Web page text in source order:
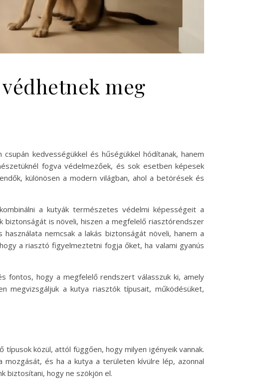
meg
kedvességükkel és hűségükkel hódítanak, hanem
fogva védelmezőek, és sok esetben képesek
különösen a modern világban, ahol a betörések és
a kutyák természetes védelmi képességeit a
biztonságát is növeli, hiszen a megfelelő riasztórendszer
nemcsak a lakás biztonságát növeli, hanem a
a riasztó figyelmeztetni fogja őket, ha valami gyanús
fontos, hogy a megfelelő rendszert válasszuk ki, amely
megvizsgáljuk a kutya riasztók típusait, működésüket,
közül, attól függően, hogy milyen igényeik vannak.
és ha a kutya a területen kívülre lép, azonnal
biztosítani, hogy ne szökjön el.